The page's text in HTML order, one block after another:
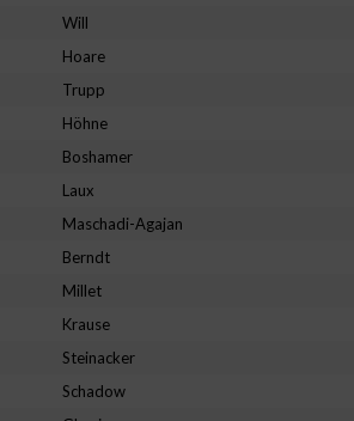
Will
Hoare
Trupp
Höhne
Boshamer
Laux
Maschadi-Agajan
Berndt
Millet
Krause
Steinacker
Schadow